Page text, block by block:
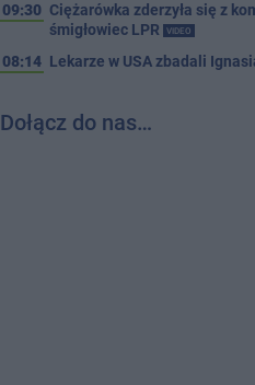
09:30 Ciężarówka zderzyła się z
śmigłowiec LPR
VIDEO
08:14 Lekarze w USA zbadali
Dołącz do nas…